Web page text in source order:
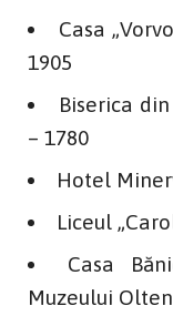
Casa
1905
Biserica
– 1780
Hotel
Liceul
Casa
Muzeului